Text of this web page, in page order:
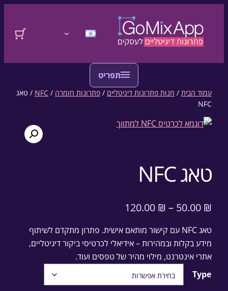
התחברות
עמוד הבית / חנות פתרונות דיגיטליים / פתרונות חומרה /
NFC / טאג
NFC
טאג NFC
50.00 ₪
–
120.00 ₪
טאג NFC עם קישור מותאם אישית. פתרון מתקדם לשיתוף
מידע בקלות ובמהירות – אידיאלי לכרטיסי ביקור דיגיטליים,
אתרי אינטרנט, מילוי מהיר של טפסים ועוד.
Type